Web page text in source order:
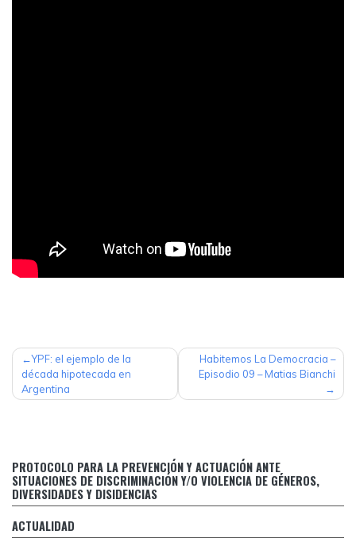
NAVEGACIÓN
DE
ENTRADAS
YPF: el ejemplo de la
década hipotecada en
Argentina
Habitemos La Democracia –
Episodio 09 – Matias Bianchi
PROTOCOLO PARA LA PREVENCIÓN Y ACTUACIÓN ANTE
SITUACIONES DE DISCRIMINACIÓN Y/O VIOLENCIA DE GÉNEROS,
DIVERSIDADES Y DISIDENCIAS
Protocolo para la prevención y actuación ante situaciones
de discriminación y/o violencia de géneros, diversidades y
disidencias
ACTUALIDAD
Respuesta de Margarita Stolbizer al falso relato de CFK